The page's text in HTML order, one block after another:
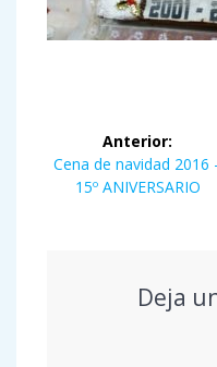
Navegación
de
Anterior:
Entrada
anterior:
Cena de navidad 2016
15º ANIVERSARIO
Deja